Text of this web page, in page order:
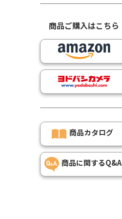
商品ご購入はこちら
商品カタログ
商品に関するQ&A